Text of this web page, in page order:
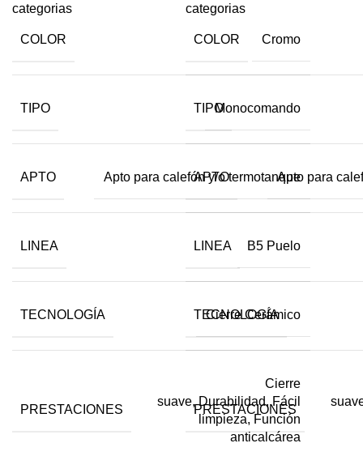
categorias
COLOR Cromo
TIPO Monocomando
APTO Apto para calefón y/o termotanque
LINEA B5 Puelo
TECNOLOGÍA Cierre Cerámico
PRESTACIONES
Cierre
suave, Durabilidad, Fácil
limpieza, Función
anticalcárea
categorias
COLOR
TIPO
APTO Apto para
LINEA
TECNOLOGÍA
PRESTACIONES